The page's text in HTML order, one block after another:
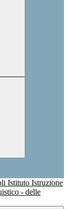
Istituto Istruzione
- delle